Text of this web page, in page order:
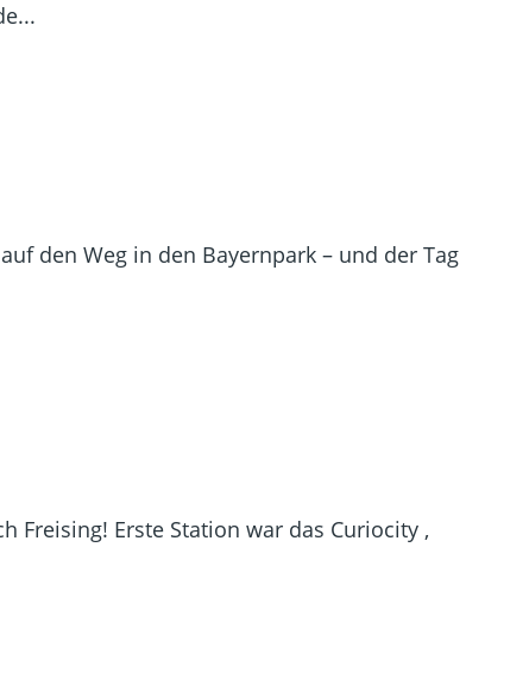
den Weg in den Bayernpark – und der Tag
Freising! Erste Station war das Curiocity ,